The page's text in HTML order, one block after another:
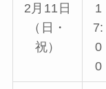
2月11日
（日・
祝）
1
7:
0
0